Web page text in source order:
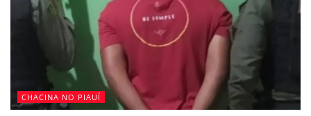
CHACINA NO PIAUÍ